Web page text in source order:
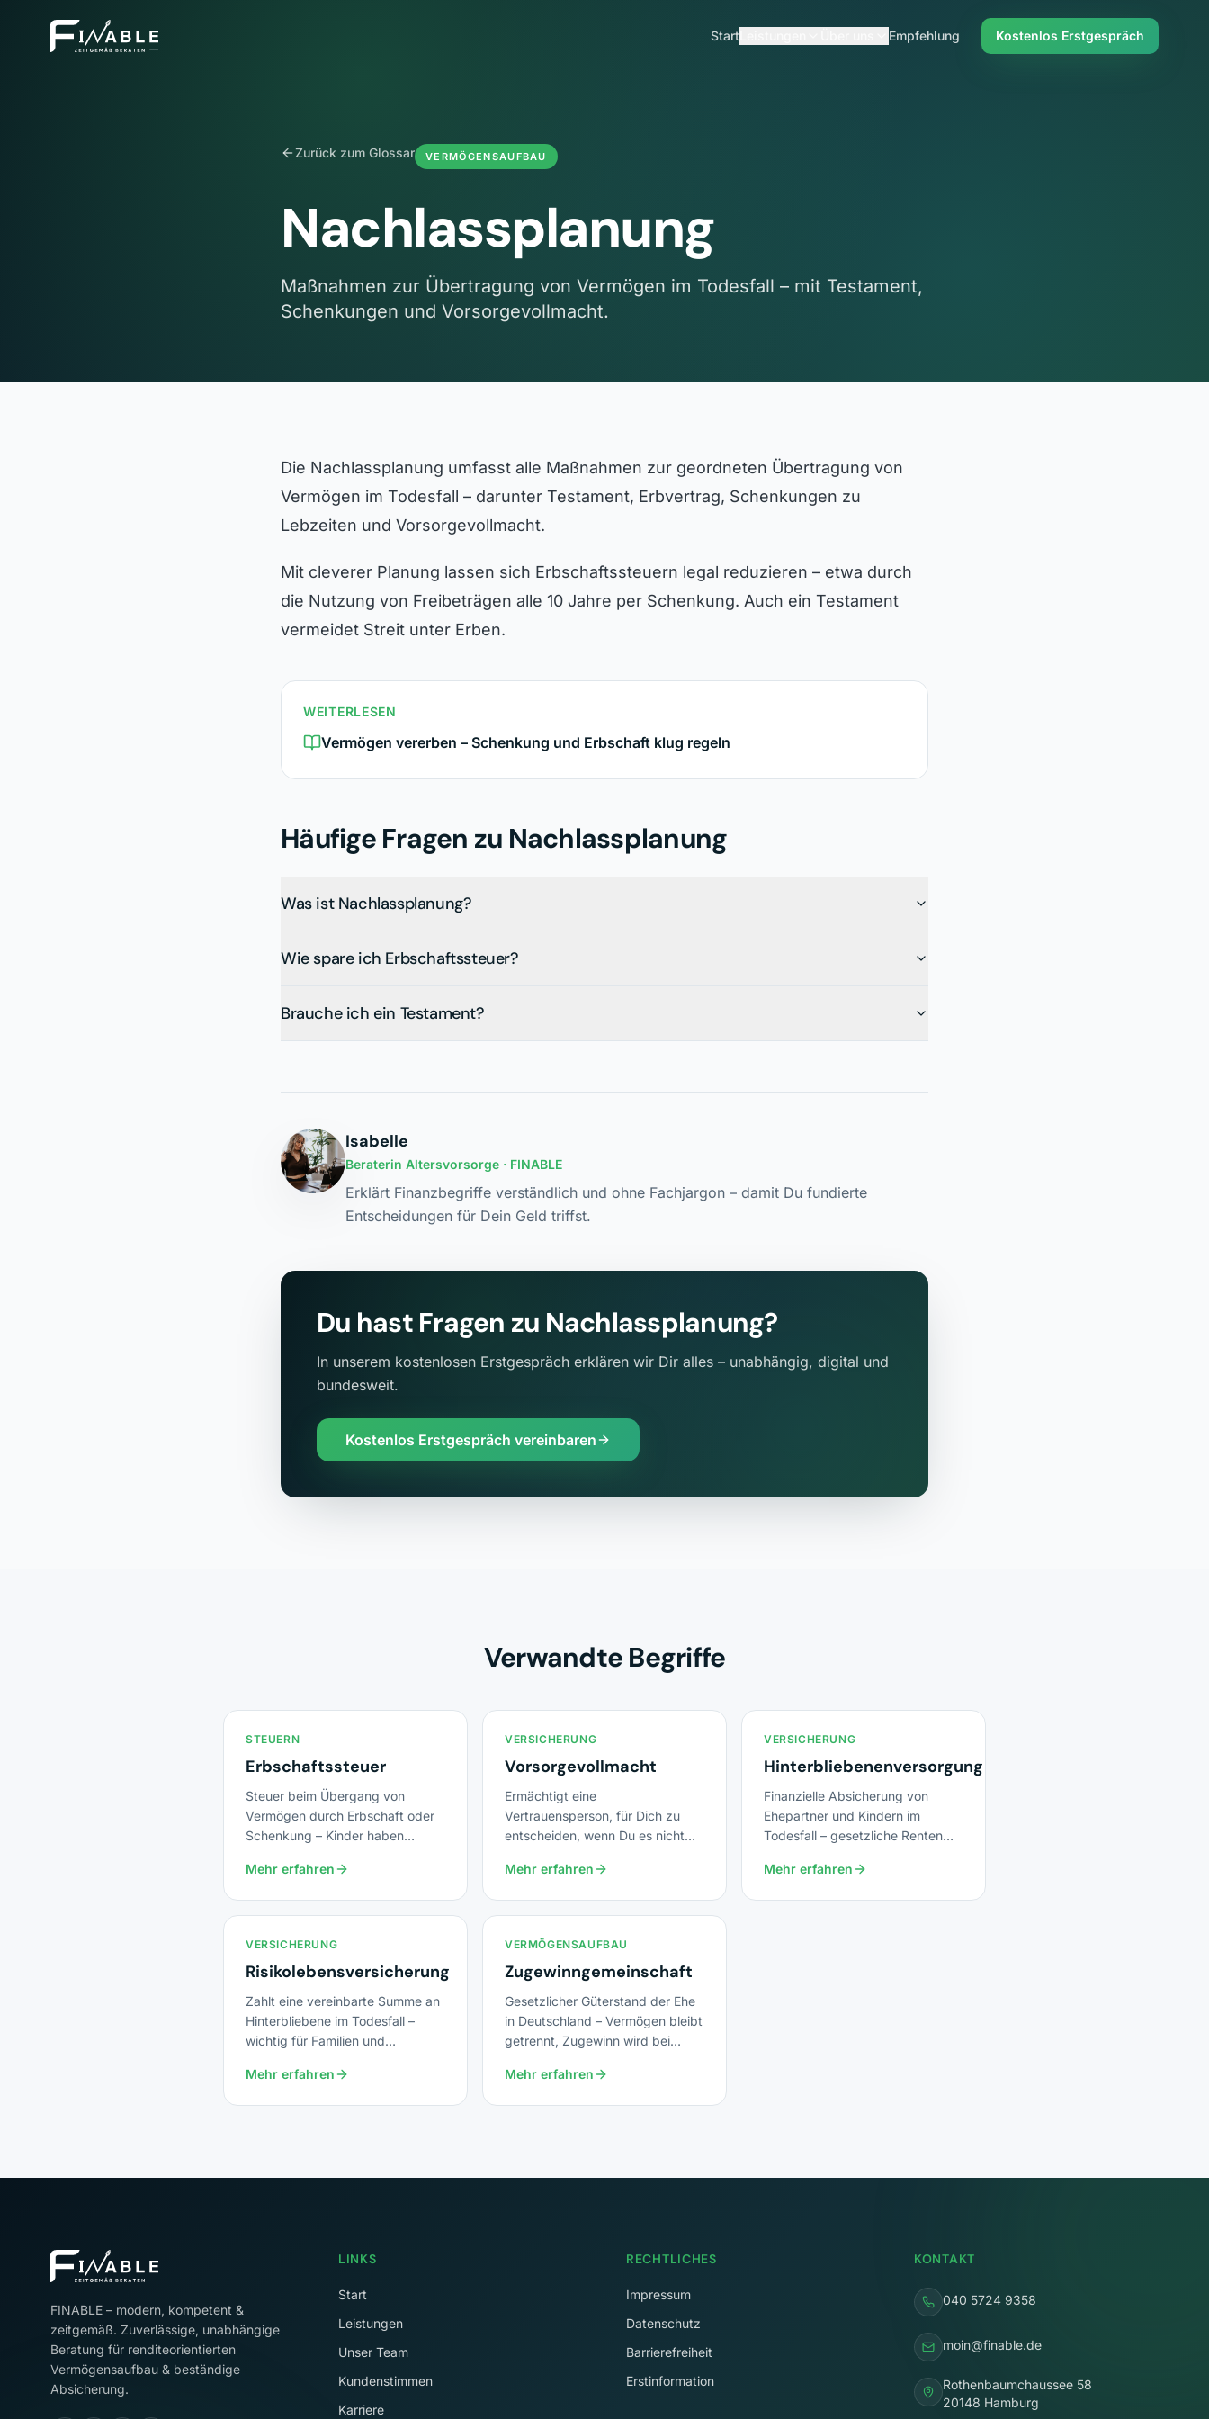
StartLeistungen Empfehlung Kostenlos Erstgespräch
Zurück zum Glossar VERMÖGENSAUFBAU
Nachlassplanung
Maßnahmen zur Übertragung von Vermögen im Todesfall – mit Testament,
Schenkungen und Vorsorgevollmacht.
Die Nachlassplanung umfasst alle Maßnahmen zur geordneten Übertragung von
Vermögen im Todesfall – darunter Testament, Erbvertrag, Schenkungen zu
Lebzeiten und Vorsorgevollmacht.
Mit cleverer Planung lassen sich Erbschaftssteuern legal reduzieren – etwa durch
die Nutzung von Freibeträgen alle 10 Jahre per Schenkung. Auch ein Testament
vermeidet Streit unter Erben.
WEITERLESEN
Vermögen vererben – Schenkung und Erbschaft klug regeln
Häufige Fragen zu Nachlassplanung
Was ist Nachlassplanung?
Wie spare ich Erbschaftssteuer?
Brauche ich ein Testament?
Isabelle
Beraterin Altersvorsorge · FINABLE
Erklärt Finanzbegriffe verständlich und ohne Fachjargon – damit Du fundierte
Entscheidungen für Dein Geld triffst.
Du hast Fragen zu Nachlassplanung?
In unserem kostenlosen Erstgespräch erklären wir Dir alles – unabhängig, digital und
bundesweit.
Kostenlos Erstgespräch vereinbaren
Verwandte Begriffe
STEUERN
Erbschaftssteuer
Steuer beim Übergang von
Vermögen durch Erbschaft oder
Schenkung – Kinder haben
Jahre.
Mehr erfahren
VERSICHERUNG
Vorsorgevollmacht
Ermächtigt eine
Vertrauensperson, für Dich zu
entscheiden, wenn Du es nicht
Mehr erfahren
VERSICHERUNG
Hinterbliebenenversorgung
Finanzielle Absicherung von
Ehepartner und Kindern im
Todesfall – gesetzliche Renten
Mehr erfahren
VERSICHERUNG
Risikolebensversicherung
Zahlt eine vereinbarte Summe an
Hinterbliebene im Todesfall –
wichtig für Familien und
Mehr erfahren
VERMÖGENSAUFBAU
Zugewinngemeinschaft
Gesetzlicher Güterstand der Ehe
in Deutschland – Vermögen bleibt
getrennt, Zugewinn wird bei
Mehr erfahren
FINABLE – modern, kompetent &
zeitgemäß. Zuverlässige, unabhängige
Beratung für renditeorientierten
Vermögensaufbau & beständige
Absicherung.
LINKS
Start
Leistungen
Unser Team
Kundenstimmen
Karriere
RECHTLICHES
Impressum
Datenschutz
Barrierefreiheit
Erstinformation
KONTAKT
040 5724 9358
moin@finable.de
Rothenbaumchaussee 58
20148 Hamburg